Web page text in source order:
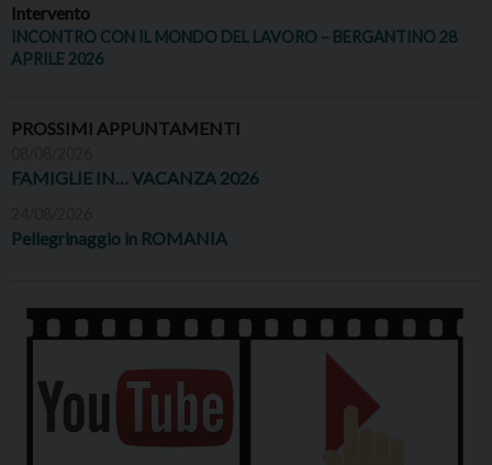
Intervento
INCONTRO CON IL MONDO DEL LAVORO – BERGANTINO 28
APRILE 2026
PROSSIMI APPUNTAMENTI
FAMIGLIE IN… VACANZA 2026
Pellegrinaggio in ROMANIA